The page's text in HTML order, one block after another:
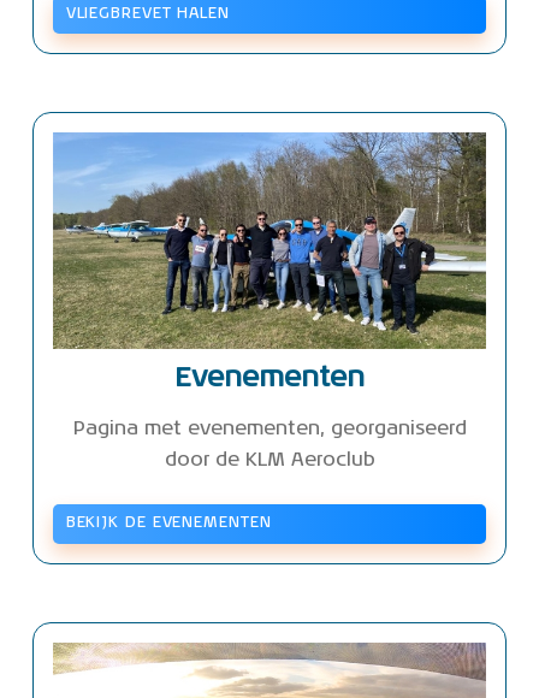
VLIEGBREVET HALEN
Evenementen
Pagina met evenementen, georganiseerd
door de KLM Aeroclub
BEKIJK DE EVENEMENTEN